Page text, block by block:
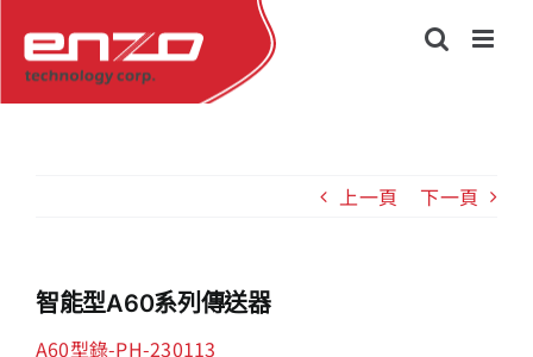
content
上一頁 下一頁
智能型A60系列傳送器
A60型錄-PH-230113